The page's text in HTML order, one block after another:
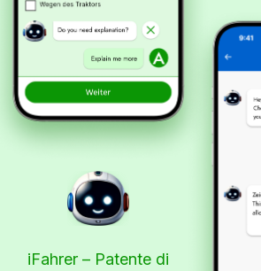
iFahrer – Patente di